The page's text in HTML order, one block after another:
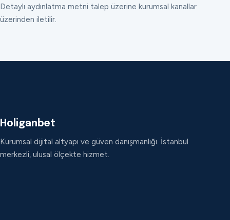
Detaylı aydınlatma metni talep üzerine kurumsal kanallar
üzerinden iletilir.
Holiganbet
Kurumsal dijital altyapı ve güven danışmanlığı. İstanbul
merkezli, ulusal ölçekte hizmet.